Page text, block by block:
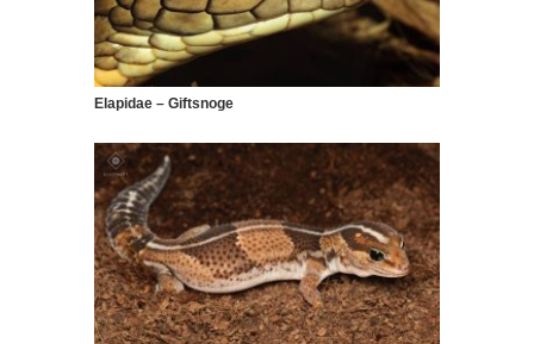
Elapidae – Giftsnoge